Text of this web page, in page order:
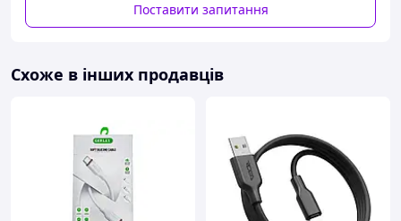
Поставити запитання
Схоже в інших продавців